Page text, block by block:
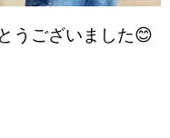
うございました😊